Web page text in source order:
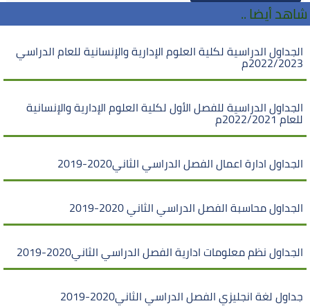
شاهد أيضا ..
الجداول الدراسية لكلية العلوم الإدارية والإنسانية للعام الدراسي
2022/2023م
الجداول الدراسية للفصل الأول لكلية العلوم الإدارية والإنسانية
للعام 2022/2021م
الجداول ادارة اعمال الفصل الدراسي الثاني2020-2019
الجداول محاسبة الفصل الدراسي الثاني 2020-2019
الجداول نظم معلومات ادارية الفصل الدراسي الثاني2020-2019
جداول لغة انجليزي الفصل الدراسي الثاني2020-2019